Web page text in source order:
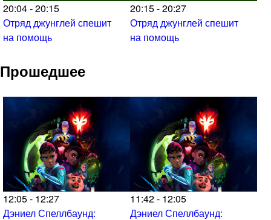
20:04 - 20:15
Отряд джунглей спешит
на помощь
20:15 - 20:27
Отряд джунглей спешит
на помощь
Прошедшее
12:05 - 12:27
Дэниел Спеллбаунд:
11:42 - 12:05
Дэниел Спеллбаунд: